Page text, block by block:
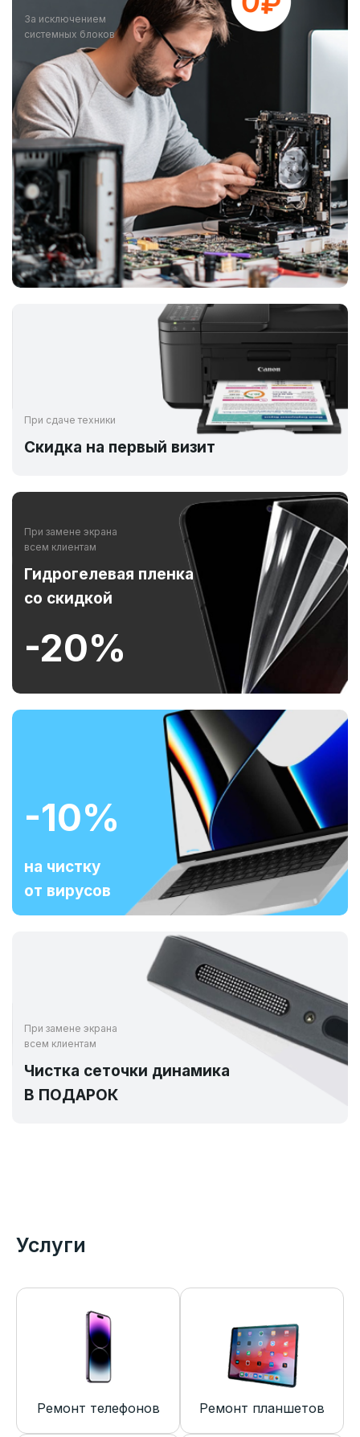
За исключением
системных блоков
При сдаче техники
Скидка на первый визит
При замене экрана
всем клиентам
Гидрогелевая пленка
со скидкой
-20%
-10%
на чистку
от вирусов
При замене экрана
всем клиентам
Чистка сеточки динамика
В ПОДАРОК
Услуги
Ремонт телефонов Ремонт планшетов